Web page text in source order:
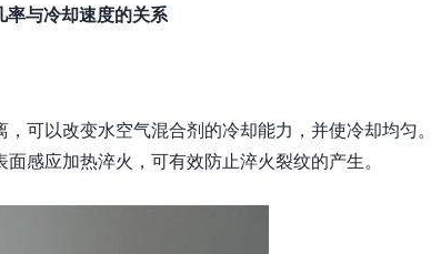
率与冷却速度的关系
可以改变水空气混合剂的冷却能力，并使冷却均匀
感应加热淬火，可有效防止淬火裂纹的产生。